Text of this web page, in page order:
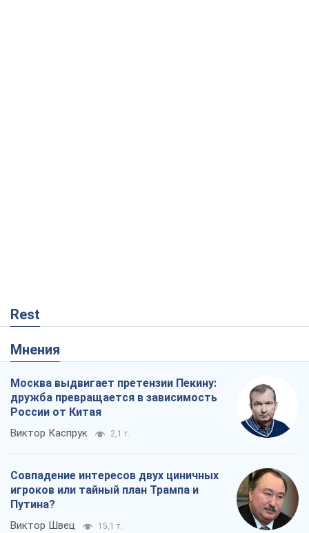
Rest
Мнения
Москва выдвигает претензии Пекину:
дружба превращается в зависимость
России от Китая
Виктор Каспрук 2,1 т.
Совпадение интересов двух циничных
игроков или тайный план Трампа и
Путина?
Виктор Швец 15,1 т.